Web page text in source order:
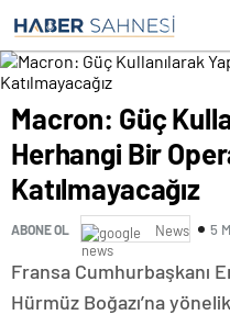
Macron: Güç
Herhangi Bir
Katılmayacağız
ABONE OL News 5
Fransa Cumhurbaşkanı
Hürmüz Boğazı’na